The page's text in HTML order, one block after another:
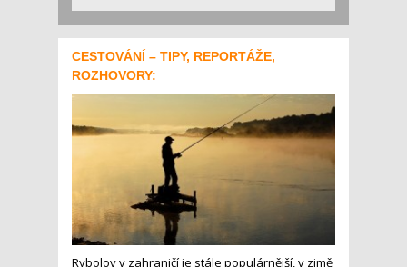
CESTOVÁNÍ – TIPY, REPORTÁŽE,
ROZHOVORY:
Rybolov v zahraničí je stále populárnější, v zimě